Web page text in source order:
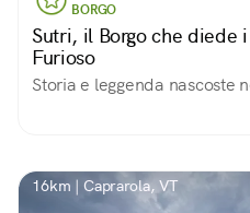
BORGO
Sutri, il Borgo che diede
Furioso
Storia e leggenda nascoste
16km | Caprarola, VT